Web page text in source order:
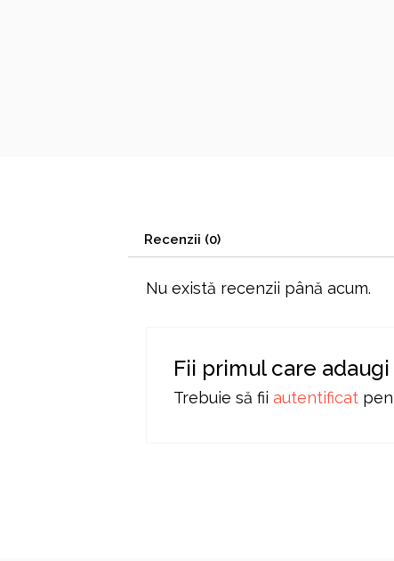
Recenzii (0)
Nu există recenzii până acum.
Fii primul care adaugi
Trebuie să fiiautentificat